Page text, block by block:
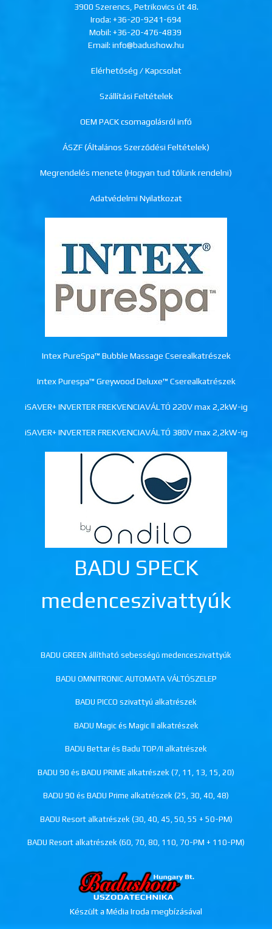
3900 Szerencs, Petrikovics út 48.
Iroda: +36-20-9241-694
Mobil: +36-20-476-4839
Email: info@badushow.hu
Elérhetőség / Kapcsolat
Szállítási Feltételek
OEM PACK csomagolásról infó
ÁSZF (Általános Szerződési Feltételek)
Megrendelés menete (Hogyan tud tőlünk rendelni)
Adatvédelmi Nyilatkozat
Intex PureSpa™ Bubble Massage Cserealkatrészek
Intex Purespa™ Greywood Deluxe™ Cserealkatrészek
iSAVER+ INVERTER FREKVENCIAVÁLTÓ 220V max 2,2kW-ig
iSAVER+ INVERTER FREKVENCIAVÁLTÓ 380V max 2,2kW-ig
BADU SPECK
medenceszivattyúk
BADU GREEN állítható sebességű medenceszivattyúk
BADU OMNITRONIC AUTOMATA VÁLTÓSZELEP
BADU PICCO szivattyú alkatrészek
BADU Magic és Magic II alkatrészek
BADU Bettar és Badu TOP/II alkatrészek
BADU 90 és BADU PRIME alkatrészek (7, 11, 13, 15, 20)
BADU 90 és BADU Prime alkatrészek (25, 30, 40, 48)
BADU Resort alkatrészek (30, 40, 45, 50, 55 + 50-PM)
BADU Resort alkatrészek (60, 70, 80, 110, 70-PM + 110-PM)
Készült a Média Iroda megbízásával